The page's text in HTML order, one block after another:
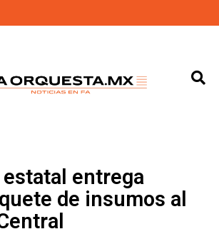
entrega
de insumos al